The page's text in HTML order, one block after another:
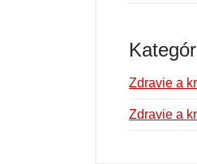
Zdravie a
Zdravie a